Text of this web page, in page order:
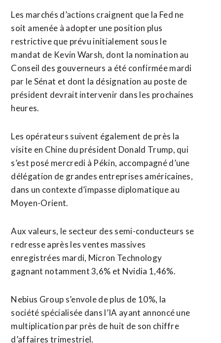
Les marchés d’actions craignent que la Fed ne
soit ⁠amenée ‌à adopter une position plus
restrictive que prévu initialement sous le
mandat ⁠de Kevin Warsh, dont la nomination au
Conseil des ​gouverneurs a été ​confirmée mardi
par le Sénat et dont la désignation au poste de
président devrait ​intervenir dans les prochaines
heures.
Les opérateurs suivent également de près la
visite en Chine du président Donald Trump, qui
‌s’est posé mercredi ​à Pékin, accompagné d’une
délégation de grandes entreprises américaines,
dans un contexte d’impasse diplomatique au ​
Moyen-Orient.
Aux valeurs, le secteur des semi-conducteurs se
redresse après les ventes massives
enregistrées mardi, Micron Technology
gagnant notamment 3,6% et Nvidia 1,46%.
Nebius Group s’envole de plus de 10%, la
société spécialisée dans l’IA ayant annoncé une
multiplication par près de huit de son chiffre
d’affaires trimestriel.